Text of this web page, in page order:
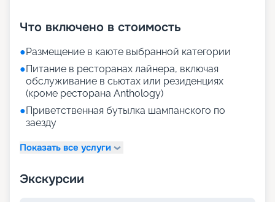
Что включено в стоимость
●Размещение в каюте выбранной категории
●Питание в ресторанах лайнера, включая
обслуживание в сьютах или резиденциях
(кроме ресторана Anthology)
●Приветственная бутылка шампанского по
заезду
Показать все услуги
Экскурсии